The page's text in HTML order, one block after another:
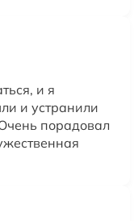
и я
и устранили
порадовал